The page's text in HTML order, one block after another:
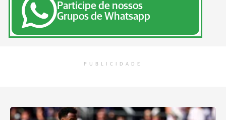
Participe de nossos
Grupos de Whatsapp
PUBLICIDADE